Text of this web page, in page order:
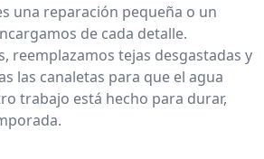
una reparación pequeña o un
de cada detalle.
reemplazamos tejas desgastadas y
las canaletas para que el agua
trabajo está hecho para durar,